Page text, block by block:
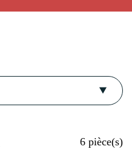
6 pièce(s)